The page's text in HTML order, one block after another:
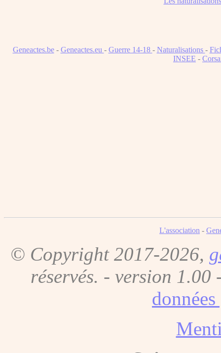
Geneactes.be- Geneactes.eu - Guerre 14-18 - Naturalisations -
INSEE -
L'association -
© Copyright 2017-2026,
réservés. - version 1.00